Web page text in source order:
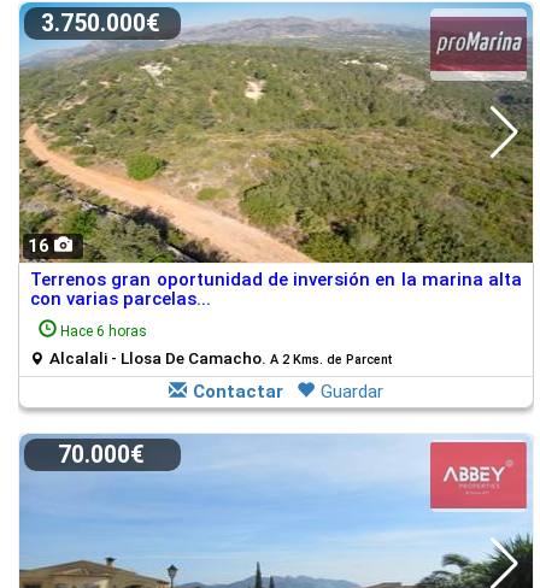
16
3.750.000€
Terrenos gran oportunidad de inversión en la marina alta
con varias parcelas...
Hace 6 horas
Alcalali - Llosa De Camacho. A 2 Kms. de Parcent
Contactar Guardar
70.000€